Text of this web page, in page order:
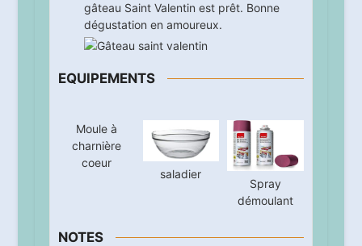
gâteau Saint Valentin est prêt. Bonne
dégustation en amoureux.
EQUIPEMENTS
Moule à
charnière
coeur
saladier
Spray
démoulant
NOTES